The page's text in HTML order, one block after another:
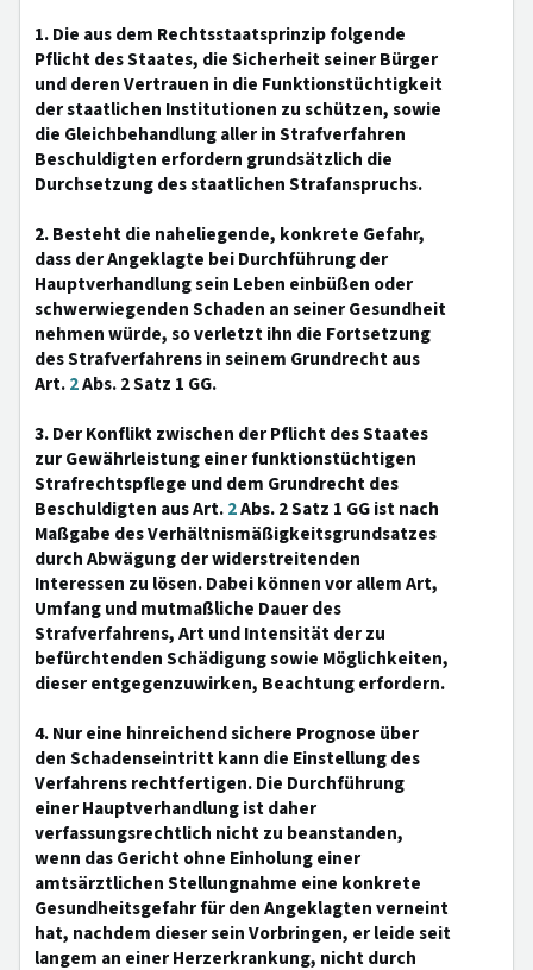
1. Die aus dem Rechtsstaatsprinzip folgende
Pflicht des Staates, die Sicherheit seiner Bürger
und deren Vertrauen in die Funktionstüchtigkeit
der staatlichen Institutionen zu schützen, sowie
die Gleichbehandlung aller in Strafverfahren
Beschuldigten erfordern grundsätzlich die
Durchsetzung des staatlichen Strafanspruchs.
2. Besteht die naheliegende, konkrete Gefahr,
dass der Angeklagte bei Durchführung der
Hauptverhandlung sein Leben einbüßen oder
schwerwiegenden Schaden an seiner Gesundheit
nehmen würde, so verletzt ihn die Fortsetzung
des Strafverfahrens in seinem Grundrecht aus
Art.2Abs. 2 Satz 1 GG.
3. Der Konflikt zwischen der Pflicht des Staates
zur Gewährleistung einer funktionstüchtigen
Strafrechtspflege und dem Grundrecht des
Beschuldigten aus Art.2Abs. 2 Satz 1 GG ist nach
Maßgabe des Verhältnismäßigkeitsgrundsatzes
durch Abwägung der widerstreitenden
Interessen zu lösen. Dabei können vor allem Art,
Umfang und mutmaßliche Dauer des
Strafverfahrens, Art und Intensität der zu
befürchtenden Schädigung sowie Möglichkeiten,
dieser entgegenzuwirken, Beachtung erfordern.
4. Nur eine hinreichend sichere Prognose über
den Schadenseintritt kann die Einstellung des
Verfahrens rechtfertigen. Die Durchführung
einer Hauptverhandlung ist daher
verfassungsrechtlich nicht zu beanstanden,
wenn das Gericht ohne Einholung einer
amtsärztlichen Stellungnahme eine konkrete
Gesundheitsgefahr für den Angeklagten verneint
hat, nachdem dieser sein Vorbringen, er leide seit
langem an einer Herzerkrankung, nicht durch